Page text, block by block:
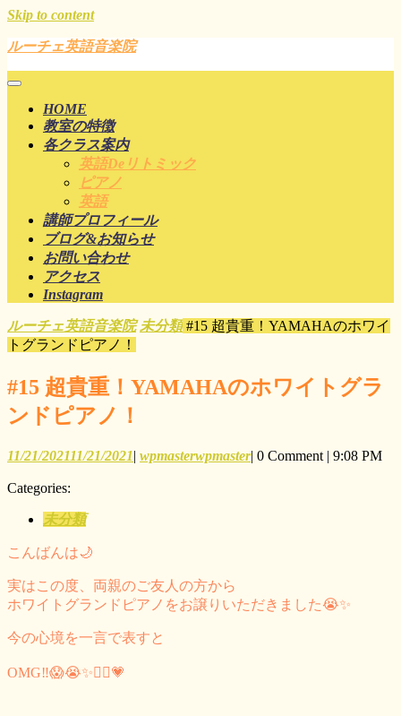
Skip to content
ルーチェ英語音楽院
HOME
教室の特徴
各クラス案内
英語deリトミック
ピアノ
英語
講師プロフィール
ブログ&お知らせ
お問い合わせ
アクセス
Instagram
ルーチェ英語音楽院 未分類 #15 超貴重！YAMAHAのホワイ
トグランドピアノ！
#15 超貴重！YAMAHAのホワイトグラ
ンドピアノ！
11/21/202111/21/2021| wpmasterwpmaster| 0 Comment | 9:08 PM
Categories:
未分類
こんばんは🌙
実はこの度、両親のご友人の方から
ホワイトグランドピアノをお譲りいただきました😭✨
今の心境を一言で表すと
OMG‼️😱😭✨🙇‍♀️💗